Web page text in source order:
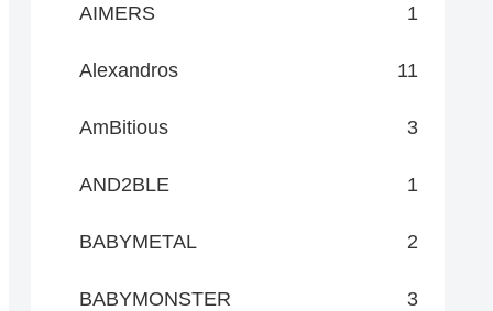
AIMERS 1
Alexandros 11
AmBitious 3
AND2BLE 1
BABYMETAL 2
BABYMONSTER 3